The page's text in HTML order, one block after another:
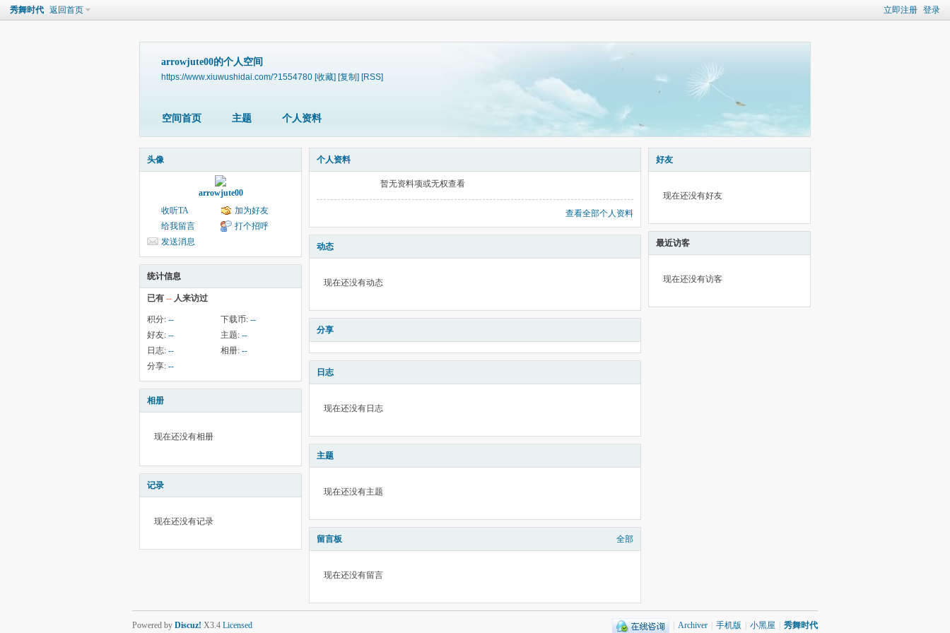
立即注册 登录
秀舞时代 返回首页
arrowjute00的个人空间
https://www.xiuwushidai.com/?1554780 [收藏] [复制] [RSS]
空间首页 主题 个人资料
头像
arrowjute00
收听TA
加为好友
给我留言
打个招呼
发送消息
统计信息
已有 -- 人来访过
积分: -- 下载币: --
好友: -- 主题: --
日志: -- 相册: --
分享: --
相册
现在还没有相册
记录
现在还没有记录
个人资料
暂无资料项或无权查看
查看全部个人资料
动态
现在还没有动态
分享
日志
现在还没有日志
主题
现在还没有主题
留言板 全部
现在还没有留言
好友
现在还没有好友
最近访客
现在还没有访客
Archiver 手机版 小黑屋 秀舞时代
Powered by Discuz! X3.4 Licensed